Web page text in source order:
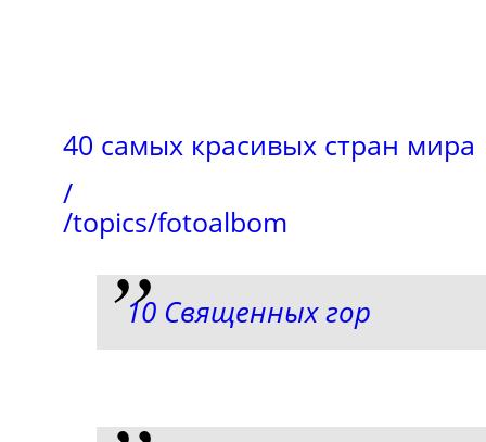
40 самых красивых стран мира
/
/topics/fotoalbom
10 Священных гор